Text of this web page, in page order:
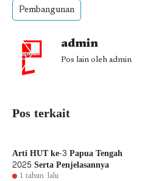
Pembangunan
admin
Pos lain oleh admin
Pos terkait
Arti HUT ke-3 Papua Tengah
2025 Serta Penjelasannya
1 tahun lalu